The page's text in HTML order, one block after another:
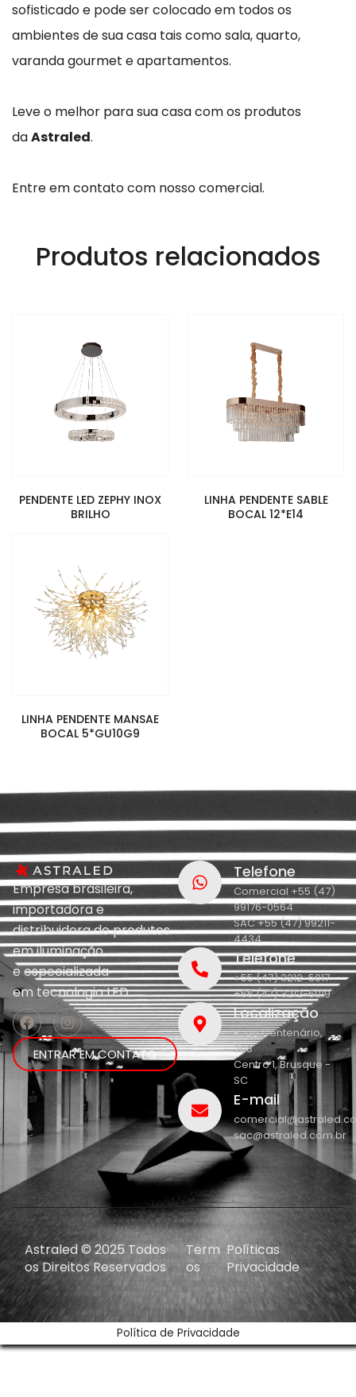
sofisticado e pode ser colocado em todos os
ambientes de sua casa tais como sala, quarto,
varanda gourmet e apartamentos.
Leve o melhor para sua casa com os produtos
daAstraled.
Entre em contato com nosso comercial.
Produtos relacionados
PENDENTE LED ZEPHY INOX
BRILHO
LINHA PENDENTE SABLE
BOCAL 12*E14
LINHA PENDENTE MANSAE
BOCAL 5*GU10G9
Empresa brasileira,
importadora e
distribuidora de produtos
em iluminação
eespecializada
emtecnologia LED.
ENTRAR EM CONTATO
Telefone
Comercial +55 (47)
99176-0564
SAC +55 (47) 99211-
4434
Telefone
+55 (47) 3212-5017
+55 (47) 3212-5019
Localização
R. do Centenário,
208
Centro 1, Brusque -
SC
E-mail
sac@astraled.com.br
Astraled © 2025 Todos
os Direitos Reservados
Term
os
Políticas
Privacidade
Política de Privacidade